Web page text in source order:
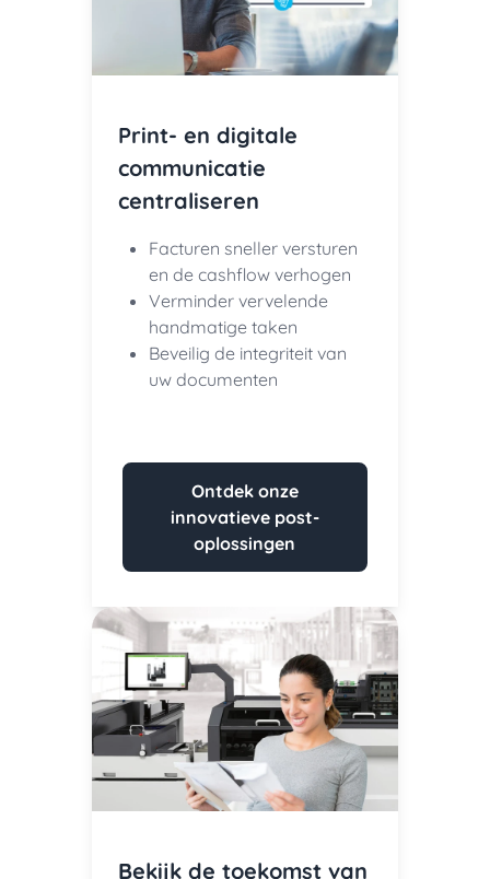
Print- en digitale
communicatie
centraliseren
Facturen sneller versturen
en de cashflow verhogen
Verminder vervelende
handmatige taken
Beveilig de integriteit van
uw documenten
Ontdek onze
innovatieve post-
oplossingen
Bekijk de toekomst van